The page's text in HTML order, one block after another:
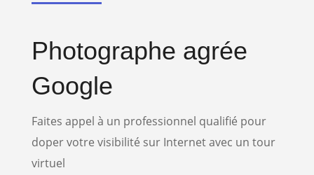
Photographe agrée
Google
Faites appel à un professionnel qualifié pour
doper votre visibilité sur Internet avec un tour
virtuel